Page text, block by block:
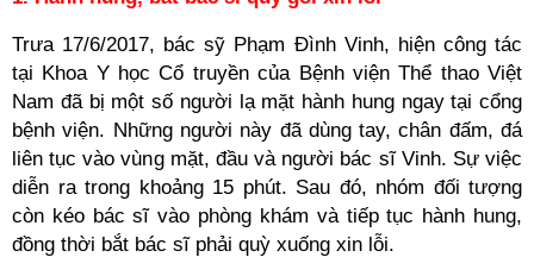
Trưa 17/6/2017, bác sỹ Phạm Đình Vinh, hiện công tác
tại Khoa Y học Cổ truyền của Bệnh viện Thể thao Việt
Nam đã bị một số người lạ mặt hành hung ngay tại cổng
bệnh viện. Những người này đã dùng tay, chân đấm, đá
liên tục vào vùng mặt, đầu và người bác sĩ Vinh. Sự việc
diễn ra trong khoảng 15 phút. Sau đó, nhóm đối tượng
còn kéo bác sĩ vào phòng khám và tiếp tục hành hung,
đồng thời bắt bác sĩ phải quỳ xuống xin lỗi.